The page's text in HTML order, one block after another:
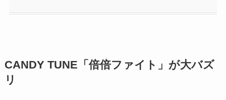
CANDY TUNE「倍倍ファイト」が大バズ
リ